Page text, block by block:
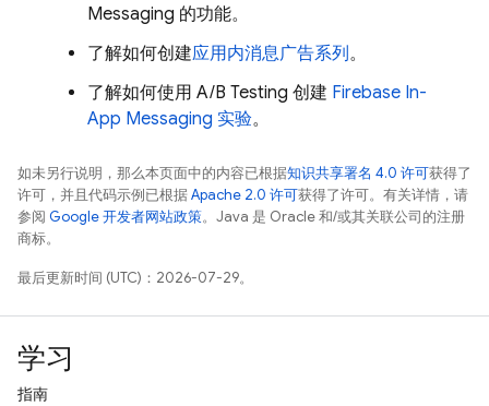
Messaging 的功能。
了解如何创建应用内消息广告系列。
了解如何使用 A/B Testing 创建 Firebase In-
App Messaging 实验。
如未另行说明，那么本页面中的内容已根据知识共享署名 4.0 许可获得了
许可，并且代码示例已根据Apache 2.0 许可获得了许可。有关详情，请
参阅 Google 开发者网站政策。Java 是 Oracle 和/或其关联公司的注册
商标。
最后更新时间 (UTC)：2026-07-29。
学习
指南